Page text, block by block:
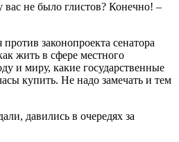
вас не было глистов? Конечно! –
законопроекта сенатора
жить в сфере местного
и миру, какие государственные
купить. Не надо замечать и тем
давились в очередях за